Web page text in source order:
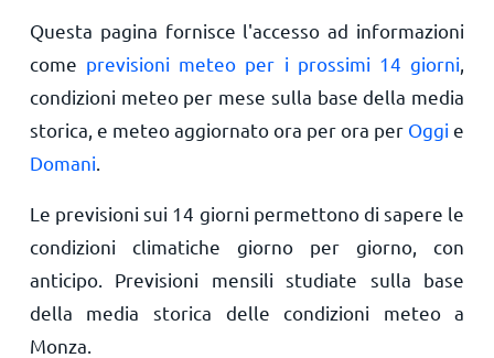
Questa pagina fornisce l'accesso ad informazioni
come previsioni meteo per i prossimi 14 giorni
condizioni meteo per mese sulla base della media
storica, e meteo aggiornato ora per ora per Oggi e
Domani
Le previsioni sui 14 giorni permettono di sapere le
condizioni climatiche giorno per giorno, con
anticipo. Previsioni mensili studiate sulla base
della media storica delle condizioni meteo a
Monza.